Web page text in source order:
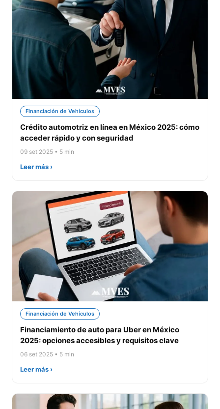
Financiación de Vehículos
Crédito automotriz en línea en México 2025: cómo
acceder rápido y con seguridad
09 set 2025 • 5 min
Leer más ›
Financiación de Vehículos
Financiamiento de auto para Uber en México
2025: opciones accesibles y requisitos clave
06 set 2025 • 5 min
Leer más ›